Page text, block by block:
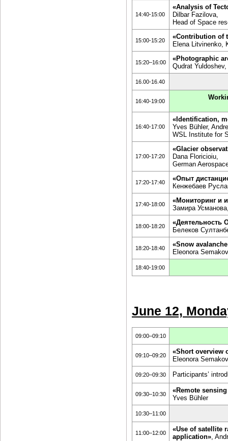
14:40-15:00
«Analysis of
Dilbar Fazilova,
Head of Space
15:00-15:20
«Contribution of
Elena Litvinenko,
15:20–16:00
«Photographic
Qudrat
16.00-16.40
16:40-19:00
16:40-17:00
«Identification,
Yves Bühler,
WSL Institute for
17:00-17:20
«Glacier
Dana Floricioiu,
German
17:20-17:40
«Опыт
Кенжебаев
17:40-18:00
«Мониторинг и
Замира
18:00-18:20
«Деятельность
Белеков
18:20-18:40
«Snow
Eleonora
18:40-19:00
June 12,
09:00–09:10
09:10–09:20
«Short overview
Eleonora
09:20–09:30 Participants’
09:30–10:30
«Remote
Yves Bühler
10:30–11:00
11:00–12:00
«Use of satellite
application»,